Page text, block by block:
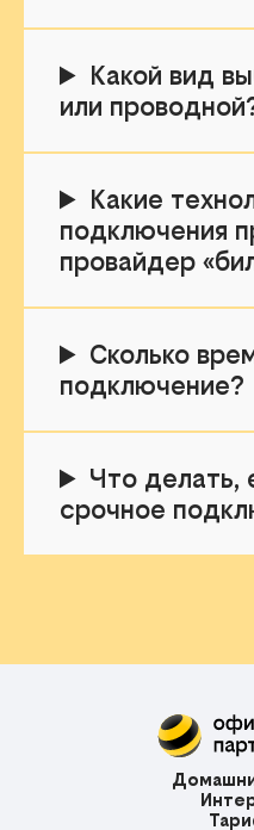
Какой вид
или
Какие
подключения
провайдер
Сколько
подключение?
Что делать,
срочное